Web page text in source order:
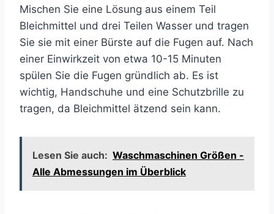
Mischen Sie eine Lösung aus einem Teil
Bleichmittel und drei Teilen Wasser und tragen
Sie sie mit einer Bürste auf die Fugen auf. Nach
einer Einwirkzeit von etwa 10-15 Minuten
spülen Sie die Fugen gründlich ab. Es ist
wichtig, Handschuhe und eine Schutzbrille zu
tragen, da Bleichmittel ätzend sein kann.
Lesen Sie auch: Waschmaschinen Größen -
Alle Abmessungen im Überblick